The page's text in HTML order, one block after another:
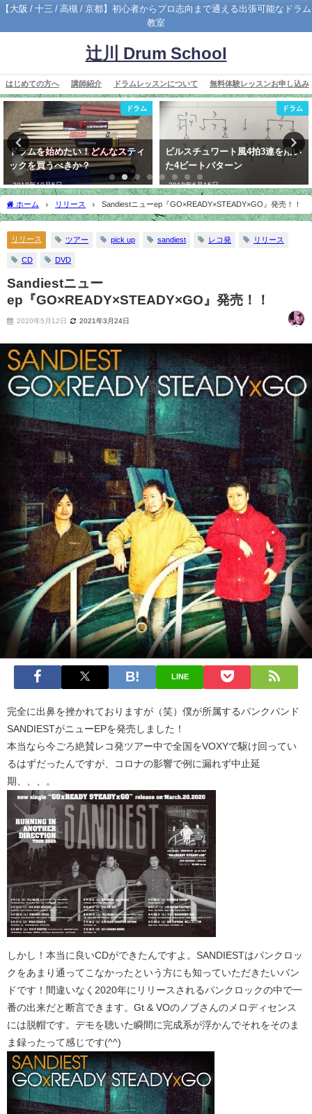
【大阪 / 十三 / 高槻 / 京都】初心者からプロ志向まで通える出張可能なドラム
教室
辻川 Drum School
はじめての方へ 講師紹介 ドラムレッスンについて 無料体験レッスンお申し込み
ドラム
ドラムを始めたい！どんなスティ
ックを買うべきか？
2018年10月5日
ドラム
ビルスチュワート風4拍3連を用い
た4ビートパターン
2018年6月15日
ホーム リリース Sandiestニューep『GO×READY×STEADY×GO』発売！！
リリース ツアー pick up sandiest レコ発 リリース
CD DVD
Sandiestニュー
ep『GO×READY×STEADY×GO』発売！！
2020年5月12日 2021年3月24日
LINE
完全に出鼻を挫かれておりますが（笑）僕が所属するパンクパンド
SANDIESTがニューEPを発売しました！
本当なら今ごろ絶賛レコ発ツアー中で全国をVOXYで駆け回ってい
るはずだったんですが、コロナの影響で例に漏れず中止延
期、、、。
しかし！本当に良いCDができたんですよ。SANDIESTはパンクロッ
クをあまり通ってこなかったという方にも知っていただきたいバン
ドです！間違いなく2020年にリリースされるパンクロックの中で一
番の出来だと断言できます。Gt & VOのノブさんのメロディセンス
には脱帽です。デモを聴いた瞬間に完成系が浮かんでそれをそのま
ま録ったって感じです(^^)